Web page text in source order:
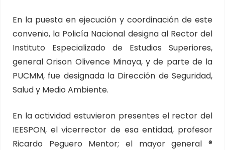
En la puesta en ejecución y coordinación de este
convenio, la Policía Nacional designa al Rector del
Instituto Especializado de Estudios Superiores,
general Orison Olivence Minaya, y de parte de la
PUCMM, fue designada la Dirección de Seguridad,
Salud y Medio Ambiente.
En la actividad estuvieron presentes el rector del
IEESPON, el vicerrector de esa entidad, profesor
Ricardo Peguero Mentor; el mayor general ®